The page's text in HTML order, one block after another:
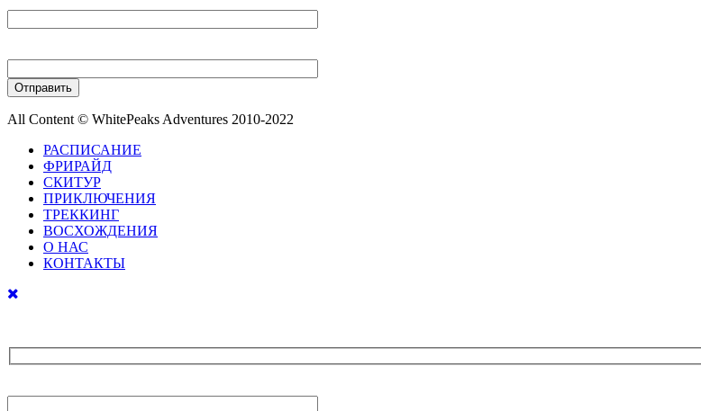
All Content © WhitePeaks Adventures 2010-2022
РАСПИСАНИЕ
ФРИРАЙД
СКИТУР
ПРИКЛЮЧЕНИЯ
ТРЕККИНГ
ВОСХОЖДЕНИЯ
О НАС
КОНТАКТЫ